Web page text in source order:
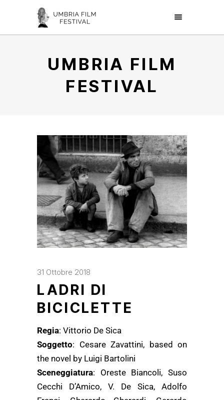
UMBRIA FILM
FESTIVAL
31 Ottobre 2018
LADRI DI
BICICLETTE
Regia: Vittorio De Sica
Soggetto: Cesare Zavattini, based on
the novel by Luigi Bartolini
Sceneggiatura: Oreste Biancoli, Suso
Cecchi D’Amico, V. De Sica, Adolfo